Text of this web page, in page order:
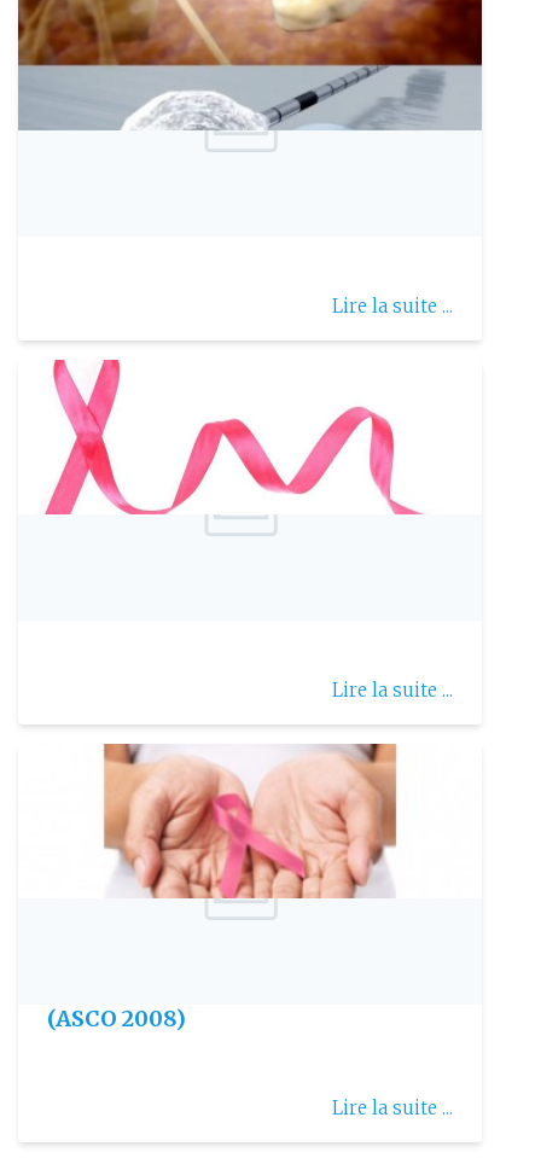
Lire la suite ...
Lire la suite ...
(ASCO 2008)
Lire la suite ...